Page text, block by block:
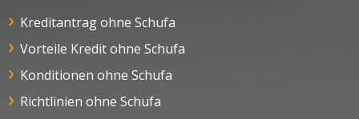
Kreditantrag ohne Schufa
Vorteile Kredit ohne Schufa
Konditionen ohne Schufa
Richtlinien ohne Schufa